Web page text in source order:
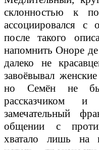
склонностью к
ассоциировался с
после такого
напомнить Оноре
далеко не
завоёвывал
но Семён не
рассказчиком
замечательный
общении с
хватало лишь на